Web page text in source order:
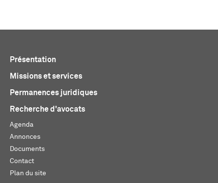
Présentation
Missions et services
Permanences juridiques
Recherche d'avocats
Agenda
Annonces
Documents
Contact
Plan du site